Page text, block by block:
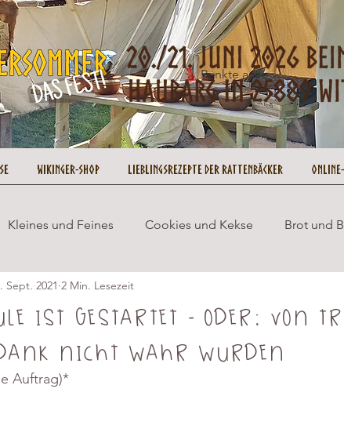
Punkte ansehen
Kleines und Feines Cookies und Kekse Brot und
Wikingersommer
on Tour Rezepte No Bake Weihnachten
ist gestartet - oder: von
nicht wahr wurden
Sept. 2021 2 Min. Lesezeit
Auftrag)*
Wikinger-Shop Lieblingsrezepte der Rattenbäcker